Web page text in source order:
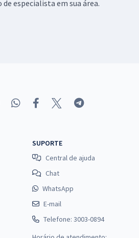
especialista em sua área.
SUPORTE
Central de ajuda
Chat
WhatsApp
E-mail
Telefone: 3003-0894